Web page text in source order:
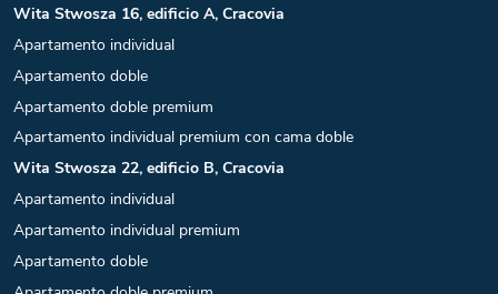
Wita Stwosza 16, edificio A, Cracovia
Apartamento individual
Apartamento doble
Apartamento doble premium
Apartamento individual premium con cama doble
Wita Stwosza 22, edificio B, Cracovia
Apartamento individual
Apartamento individual premium
Apartamento doble